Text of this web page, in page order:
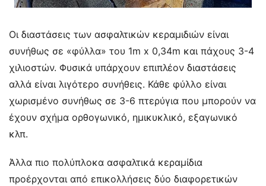
Οι διαστάσεις των ασφαλτικών κεραμιδιών είναι
συνήθως σε «φύλλα» του 1m x 0,34m και πάχους 3-4
χιλιοστών. Φυσικά υπάρχουν επιπλέον διαστάσεις
αλλά είναι λιγότερο συνήθεις. Κάθε φύλλο είναι
χωρισμένο συνήθως σε 3-6 πτερύγια που μπορούν να
έχουν σχήμα ορθογωνικό, ημικυκλικό, εξαγωνικό
κλπ.
Άλλα πιο πολύπλοκα ασφαλτικά κεραμίδια
προέρχονται από επικολλήσεις δύο διαφορετικών